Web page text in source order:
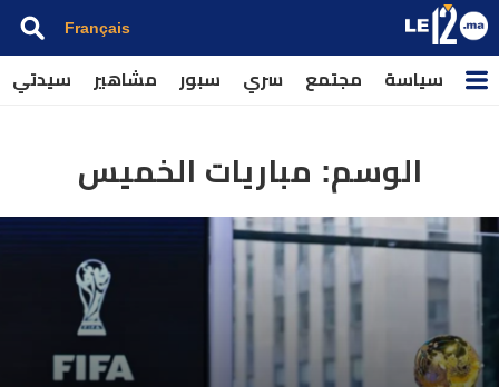
Français
سياسة مجتمع سري سبور مشاهير سيدتي
الوسم: مباريات الخميس